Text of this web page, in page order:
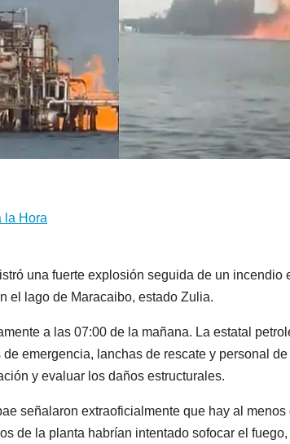
la Hora
una fuerte explosión seguida de un incendio
el lago de Maracaibo, estado Zulia.
a las 07:00 de la mañana. La estatal
emergencia, lanchas de rescate y personal
y evaluar los daños estructurales.
señalaron extraoficialmente que hay al
de la planta habrían intentado sofocar el